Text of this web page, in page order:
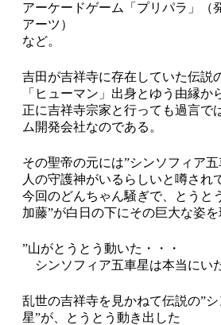
アーケードゲーム「プリパラ」
アーツ）
など。
吉田が吉祥寺に存在していた伝説
「ヒューマン」出身とゆう由縁か
正に吉祥寺宗家と行っても過言で
ム開発会社なのである。
その聖帝の元には”シンソフィア五
人の守護神がいるらしいと噂され
今回のどんちゃん騒ぎで、とうと
加藤”が白日の下にその巨大な姿を
”山がとうとう動いた・・・
シンソフィア五車星は本当にい
乱世の吉祥寺を見かねて伝説の”
星”が、とうとう動き出した